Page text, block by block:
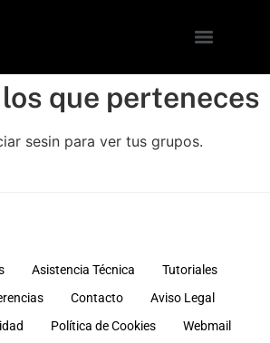
que perteneces
sesin para ver tus grupos.
Asistencia Técnica
Tutoriales
Contacto
Aviso Legal
Política de Cookies Webmail